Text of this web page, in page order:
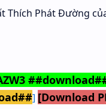
Thích Phát Đường
] [Download